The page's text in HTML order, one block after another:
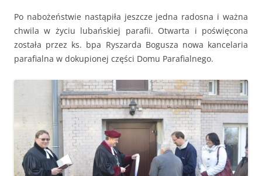
Po nabożeństwie nastąpiła jeszcze jedna radosna i ważna
chwila w życiu lubańskiej parafii. Otwarta i poświęcona
została przez ks. bpa Ryszarda Bogusza nowa kancelaria
parafialna w dokupionej części Domu Parafialnego.